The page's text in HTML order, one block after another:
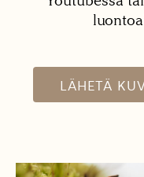
LÄHETÄ